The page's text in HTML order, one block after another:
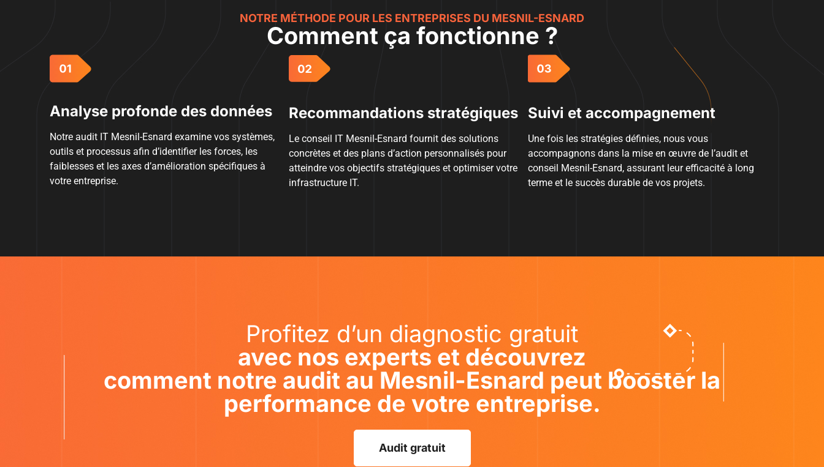
NOTRE MÉTHODE POUR LES ENTREPRISES DU MESNIL-ESNARD
Comment ça fonctionne ?
Analyse profonde des données
Notre audit IT Mesnil-Esnard examine vos systèmes,
outils et processus afin d’identifier les forces, les
faiblesses et les axes d’amélioration spécifiques à
votre entreprise.
Recommandations stratégiques
Le conseil IT Mesnil-Esnard fournit des solutions
concrètes et des plans d’action personnalisés pour
atteindre vos objectifs stratégiques et optimiser votre
infrastructure IT.
Suivi et accompagnement
Une fois les stratégies définies, nous vous
accompagnons dans la mise en œuvre de l’audit et
conseil Mesnil-Esnard, assurant leur efficacité à long
terme et le succès durable de vos projets.
Profitez d’un diagnostic gratuit
avec nos experts et découvrez
comment notre audit au Mesnil-Esnard peut booster la
performance de votre entreprise.
Audit gratuit